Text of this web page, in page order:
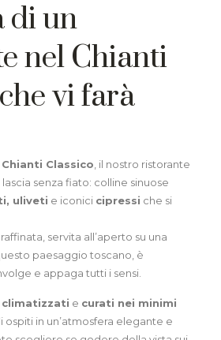
di un
nel Chianti
vi farà
Chianti Classico, il nostro ristorante
senza fiato: colline sinuose
uliveti e iconici cipressi che si
servita all’aperto su una
paesaggio toscano, è
e appaga tutti i sensi.
climatizzati e curati nei minimi
ospiti in un’atmosfera elegante e